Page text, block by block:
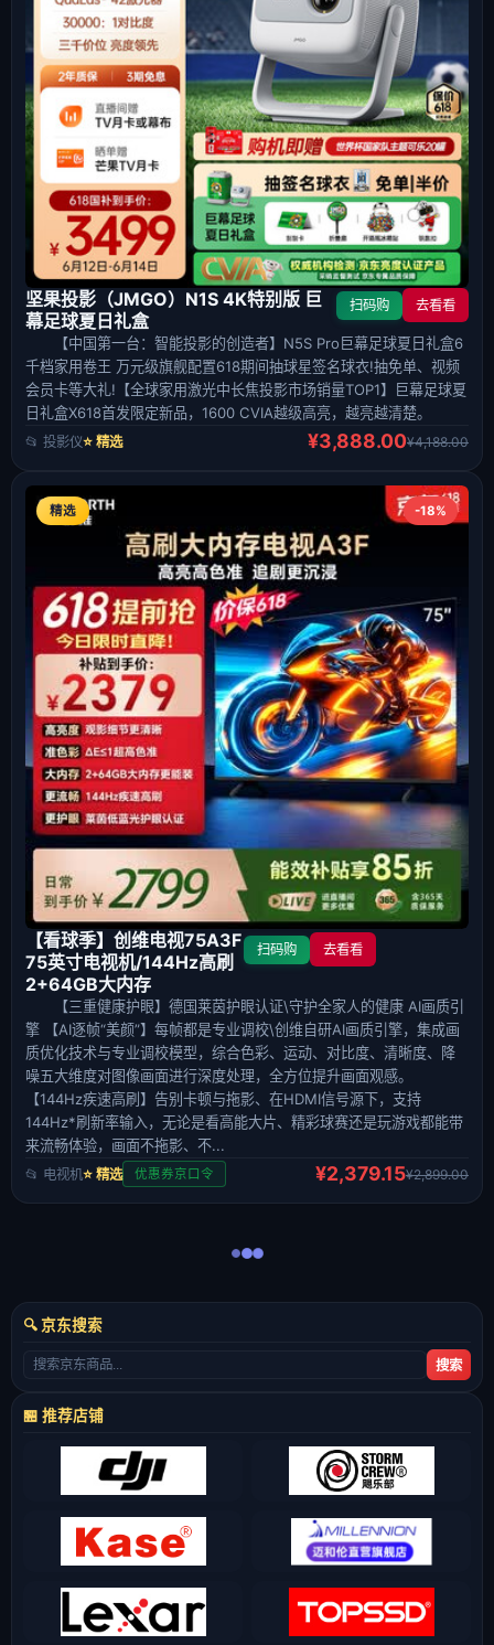
坚果投影（JMGO）N1S 4K特别版 巨
幕足球夏日礼盒
扫码购 去看看
【中国第一台：智能投影的创造者】N5S Pro巨幕足球夏日礼盒6
千档家用卷王 万元级旗舰配置618期间抽球星签名球衣!抽免单、视频
会员卡等大礼!【全球家用激光中长焦投影市场销量TOP1】巨幕足球夏
日礼盒X618首发限定新品，1600 CVIA越级高亮，越亮越清楚。
📂 投影仪⭐ 精选 ¥3,888.00¥4,188.00
-18%
精选
【看球季】创维电视75A3F
75英寸电视机/144Hz高刷
2+64GB大内存
扫码购 去看看
【三重健康护眼】德国莱茵护眼认证\守护全家人的健康 AI画质引
擎 【AI逐帧“美颜”】每帧都是专业调校\创维自研AI画质引擎，集成画
质优化技术与专业调校模型，综合色彩、运动、对比度、清晰度、降
噪五大维度对图像画面进行深度处理，全方位提升画面观感。
【144Hz疾速高刷】告别卡顿与拖影、在HDMI信号源下，支持
144Hz*刷新率输入，无论是看高能大片、精彩球赛还是玩游戏都能带
来流畅体验，画面不拖影、不...
📂 电视机⭐ 精选 优惠券京口令 ¥2,379.15¥2,899.00
🔍 京东搜索
搜索
🏪 推荐店铺